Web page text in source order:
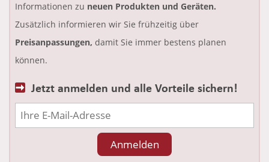
Informationen zu neuen Produkten und Geräten.
Zusätzlich informieren wir Sie frühzeitig über
Preisanpassungen, damit Sie immer bestens planen
können.
Jetzt anmelden und alle Vorteile sichern!